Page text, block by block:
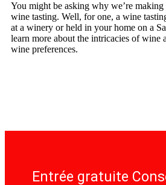
You might be asking why we’re making
wine tasting. Well, for one, a wine
at a winery or held in your home on a
learn more about the intricacies of wine
wine preferences.
Entrée gratuite